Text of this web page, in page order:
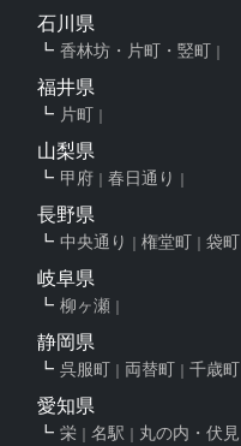
石川県
香林坊・片町・竪町
福井県
片町
山梨県
甲府 春日通り
長野県
中央通り 権堂町 袋町
岐阜県
柳ヶ瀬
静岡県
呉服町 両替町 千歳町
愛知県
栄 名駅 丸の内・伏見